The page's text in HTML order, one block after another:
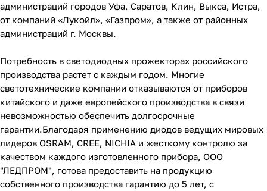
администраций городов Уфа, Саратов, Клин, Выкса, Истра,
от компаний «Лукойл», «Газпром», а также от районных
администраций г. Москвы.
Потребность в светодиодных прожекторах российского
производства растет с каждым годом. Многие
светотехнические компании отказываются от приборов
китайского и даже европейского производства в связи
невозможностью обеспечить долгосрочные
гарантии.Благодаря применению диодов ведущих мировых
лидеров OSRAM, CREE, NICHIA и жесткому контролю за
качеством каждого изготовленного прибора, ООО
"ЛЕДПРОМ", готова предоставить на продукцию
собственного производства гарантию до 5 лет, с